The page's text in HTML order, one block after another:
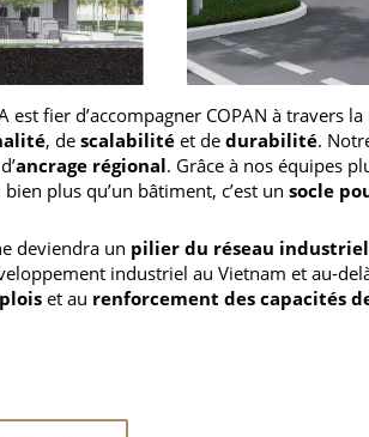
est fier d’accompagner COPAN à travers
, de scalabilité et de durabilité.
ancrage régional. Grâce à nos équipes
plus qu’un bâtiment, c’est un socle
deviendra un pilier du réseau industriel
industriel au Vietnam et au-
et au renforcement des capacités